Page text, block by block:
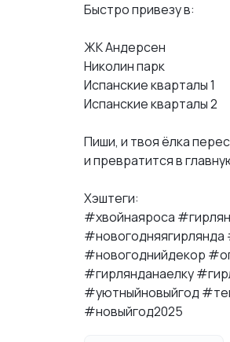
Быстро привезу в:
ЖК Андерсен
Николин парк
Испанские кварталы 1
Испанские кварталы 2
Пиши, и твоя ёлка
и превратится в
Хэштеги:
#хвойнаяроса
#новогодняягирлянда
#новогоднийдекор
#гирлянданаелку
#уютныйновыйгод
#новыйгод2025